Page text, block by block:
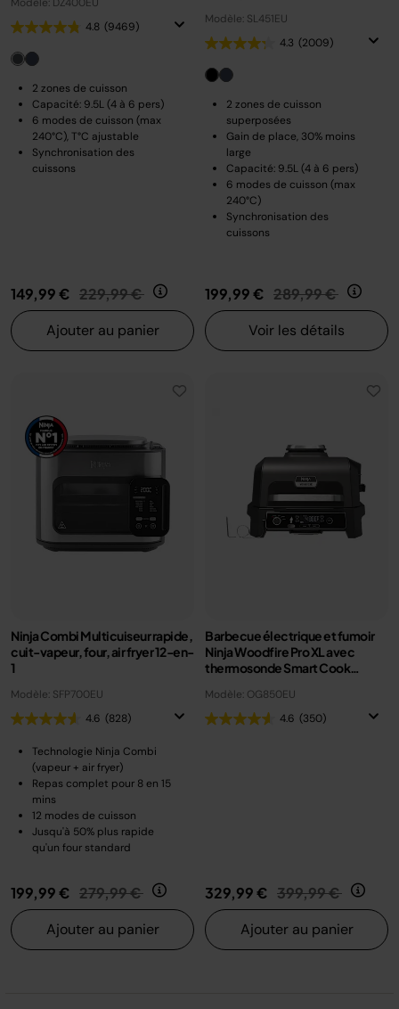
4.8 (9469)
2 zones de cuisson
Capacité: 9.5L (4 à 6 pers)
6 modes de cuisson (max
240°C), T°C ajustable
Synchronisation des
cuissons
149,99 € Prix réduit de
229,99 € au
Ajouter au panier
Modèle: SL451EU
4.3 (2009)
2 zones de cuisson
superposées
Gain de place, 30% moins
large
Capacité: 9.5L (4 à 6 pers)
6 modes de cuisson (max
240°C)
Synchronisation des
cuissons
199,99 € Prix réduit de
289,99 € au
Voir les détails
Ninja Combi Multicuiseur rapide,
cuit-vapeur, four, air fryer 12-en-
1
Modèle: SFP700EU
4.6 (828)
Technologie Ninja Combi
(vapeur + air fryer)
Repas complet pour 8 en 15
mins
12 modes de cuisson
Jusqu'à 50% plus rapide
qu'un four standard
199,99 € Prix réduit de
279,99 € au
Ajouter au panier
Barbecue électrique et fumoir
Ninja Woodfire Pro XL avec
thermosonde Smart Cook
Modèle: OG850EU
4.6 (350)
329,99 € Prix réduit de
399,99 € au
Ajouter au panier